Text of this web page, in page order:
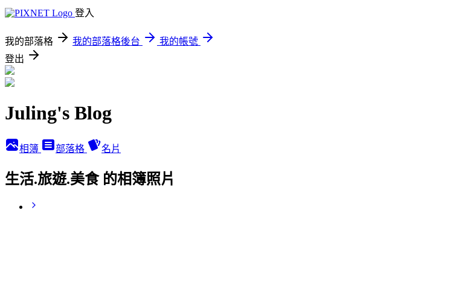
登入
我的部落格 我的部落格後台
我的帳號
登出
Juling's Blog
相簿 部落格 名片
生活.旅遊.美食 的相簿照片